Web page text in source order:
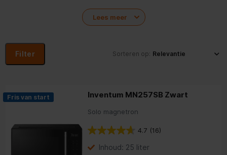
magnetron, kookplaat, afzuigkap, kleiner keukenapparatuur zoals
, en verder alles om je eten te bereiden. Daarnaast
een inbouwkookplaat, inbouwoven of inbouwmagnetron. Laat je
Bosch Princess
Lees meer
Filter Sorteren op:
Fris van start Inventum MN257SB Zwart
Solo magnetron
4.7 (16)
Inhoud: 25 liter